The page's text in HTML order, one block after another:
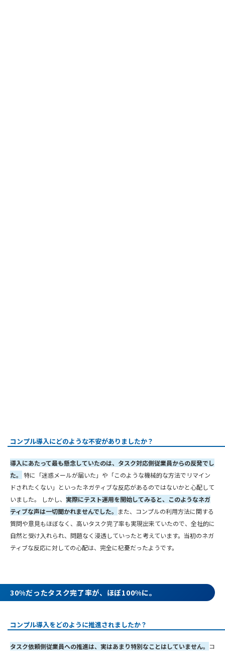
コンプル導入にどのような不安がありましたか？
導入にあたって最も懸念していたのは、タスク対応側従業員からの反発でし
た。
特に「迷惑メールが届いた」や「このような機械的な方法でリマイン
ドされたくない」といったネガティブな反応があるのではないかと心配して
いました。 しかし、 実際にテスト運用を開始してみると、このようなネガ
ティブな声は一切聞かれませんでした。 また、コンプルの利用方法に関する
質問や意見もほぼなく、高いタスク完了率も実現出来ていたので、全社的に
自然と受け入れられ、問題なく浸透していったと考えています。当初のネガ
ティブな反応に対しての心配は、完全に杞憂だったようです。
30%だったタスク完了率が、ほぼ100%に。
コンプル導入をどのように推進されましたか？
タスク依頼側従業員への推進は、実はあまり特別なことはしていません。 コ